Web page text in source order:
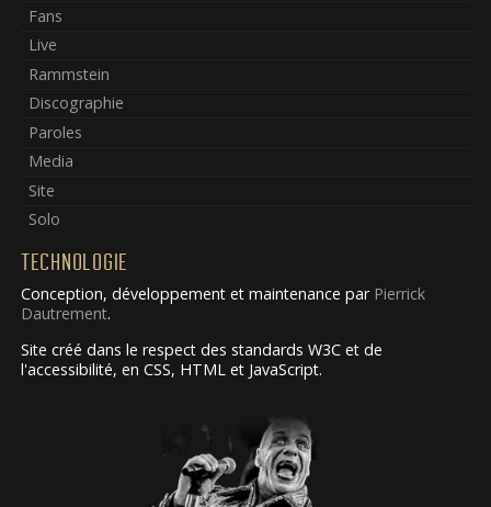
Fans
Live
Rammstein
Discographie
Paroles
Media
Site
Solo
TECHNOLOGIE
Conception, développement et maintenance par Pierrick
Dautrement.
Site créé dans le respect des standards W3C et de
l'accessibilité, en CSS, HTML et JavaScript.